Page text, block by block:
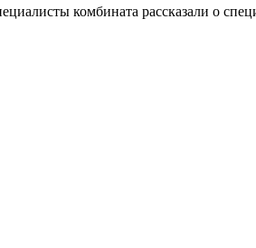
комбината рассказали о